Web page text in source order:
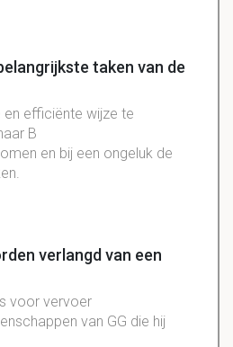
taken van de
en efficiënte wijze te
B
en bij een ongeluk de
verlangd van een
voor vervoer
van GG die hij